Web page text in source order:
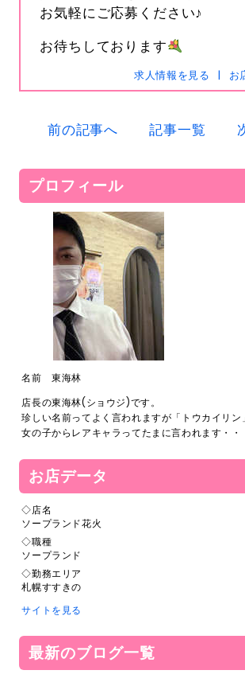
0120-367-294
メール
s-
プロフィール
名前 東海林
店長の東海林(ショウジ)です。
珍しい名前ってよく言われますが「トウカイリン
女の子からレアキャラってたまに言われます・・
お店データ
◇店名
ソープランド花火
◇職種
ソープランド
◇勤務エリア
札幌すすきの
サイトを見る
最新のブログ一覧
お気軽にご応募ください♪
お待ちしております
求人情報を見る お
前の記事へ 記事一覧